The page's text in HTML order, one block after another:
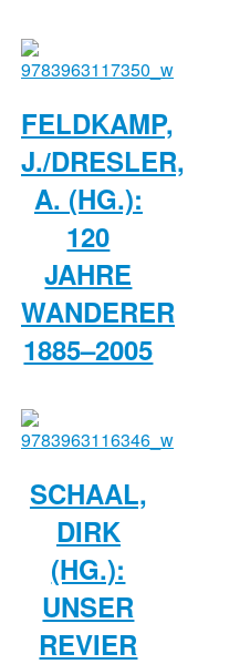
FELDKAMP,
J./DRESLER,
A. (HG.):
120
JAHRE
WANDERER
1885–2005
SCHAAL,
DIRK
(HG.):
UNSER
REVIER